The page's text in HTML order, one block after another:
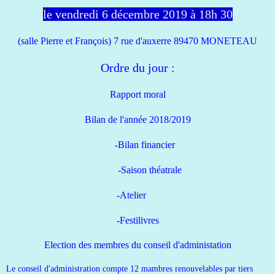
le vendredi 6 décembre 2019 à 18h 30
(salle Pierre et François) 7 rue d'auxerre 89470 MONETEAU
Ordre du jour :
Rapport moral
Bilan de l'année 2018/2019
-Bilan financier
-Saison théatrale
-Atelier
-Festilivres
Election des membres du conseil d'administation
Le conseil d'administration compte 12 mambres renouvelables par tiers